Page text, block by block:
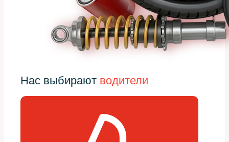
Нас выбирают водители